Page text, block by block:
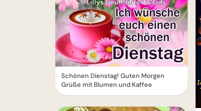
Schönen Dienstag! Guten Morgen
Grüße mit Blumen und Kaffee